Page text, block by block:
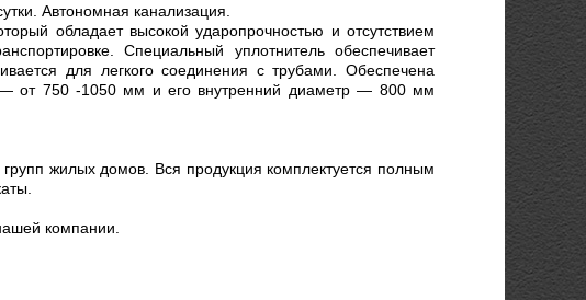
Автономная канализация.
обладает высокой ударопрочностью и отсутствием
Специальный уплотнитель обеспечивает
для легкого соединения с трубами. Обеспечена
— от 750 -1050 мм и его внутренний диаметр — 800 мм
жилых домов. Вся продукция комплектуется полным
компании.